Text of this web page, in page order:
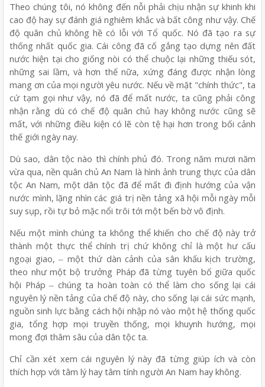
Theo chúng tôi, nó không đến nỗi phải chịu nhận sự khinh khi
cao độ hay sự đánh giá nghiêm khắc và bất công như vậy. Chế
độ quân chủ không hề có lỗi với Tổ quốc. Nó đã tạo ra sự
thống nhất quốc gia. Cái công đã cố gắng tạo dựng nên đất
nước hiện tại cho giống nòi có thể chuộc lại những thiếu sót,
những sai lầm, và hơn thế nữa, xứng đáng được nhận lòng
mang ơn của mọi người yêu nước. Nếu về mặt "chính thức", ta
cứ tạm gọi như vậy, nó đã để mất nước, ta cũng phải công
nhận rằng dù có chế độ quân chủ hay không nước cũng sẽ
mất, với những điều kiện có lẽ còn tệ hại hơn trong bối cảnh
thế giới ngày nay.
Dù sao, dân tộc nào thì chính phủ đó. Trong năm mươi năm
vừa qua, nền quân chủ An Nam là hình ảnh trung thực của dân
tộc An Nam, một dân tộc đã để mất đi định hướng của vận
nước mình, lặng nhìn các giá trị nền tảng xã hội mỗi ngày mỗi
suy sụp, rồi tự bỏ mặc nổi trôi tới một bến bờ vô định.
Nếu một mình chúng ta không thể khiến cho chế độ này trở
thành một thực thể chính trị chứ không chỉ là một hư cấu
ngoại giao, ‒ một thứ dàn cảnh của sân khấu kịch trường,
theo như một bộ trưởng Pháp đã từng tuyên bố giữa quốc
hội Pháp ‒ chúng ta hoàn toàn có thể làm cho sống lại cái
nguyên lý nền tảng của chế độ này, cho sống lại cái sức mạnh,
nguồn sinh lực bằng cách hội nhập nó vào một hệ thống quốc
gia, tổng hợp mọi truyền thống, mọi khuynh hướng, mọi
mong đợi thâm sâu của dân tộc ta.
Chỉ cần xét xem cái nguyên lý này đã từng giúp ích và còn
thích hợp với tâm lý hay tâm tính người An Nam hay không.